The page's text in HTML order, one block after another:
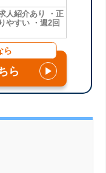
人紹介あり ・正
やすい ・週2回
ら
ら ▶